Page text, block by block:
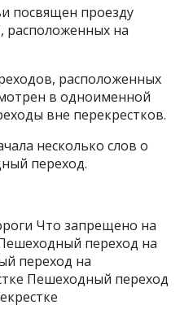
посвящен проезду
расположенных на
расположенных
в одноименной
вне перекрестков.
несколько слов о
переход.
Что запрещено на
переход на
переход на
Пешеходный переход